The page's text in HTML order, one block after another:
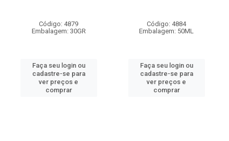
Código: 4879
Embalagem: 30GR
Faça seu login ou
cadastre-se para
ver preços e
comprar
Código: 4884
Embalagem: 50ML
Faça seu login ou
cadastre-se para
ver preços e
comprar